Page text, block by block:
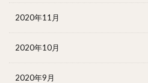
2020年11月
2020年10月
2020年9月